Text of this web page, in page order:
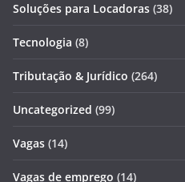
Soluções para Locadoras (38)
Tecnologia (8)
Tributação & Jurídico (264)
Uncategorized (99)
Vagas (14)
Vagas de emprego (14)